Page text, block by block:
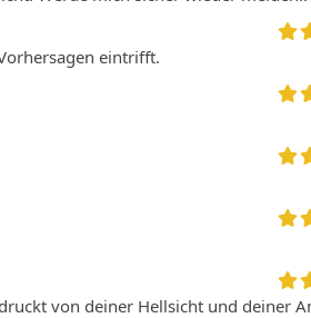
eintrifft.
von deiner Hellsicht und deiner